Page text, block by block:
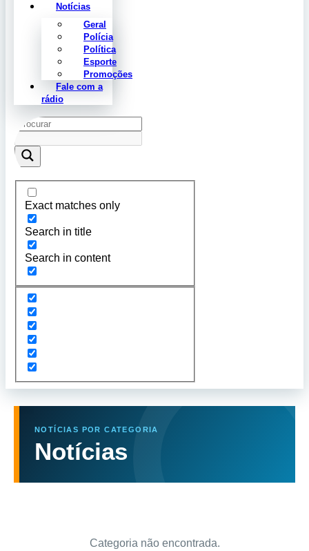
Notícias
Geral
Polícia
Política
Esporte
Promoções
Fale com a
rádio
Exact matches only
Search in title
Search in content
NOTÍCIAS POR CATEGORIA
Notícias
Categoria não encontrada.